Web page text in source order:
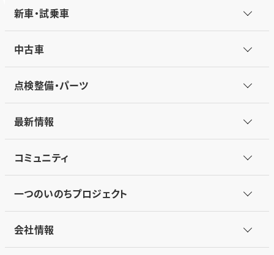
新車・試乗車
中古車
点検整備・パーツ
最新情報
コミュニティ
一つのいのちプロジェクト
会社情報